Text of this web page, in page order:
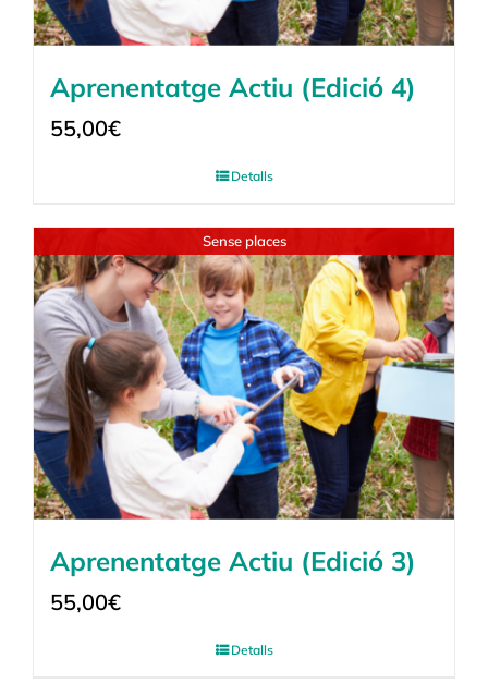
Aprenentatge Actiu (Edició 4)
55,00€
Detalls
Sense places
Aprenentatge Actiu (Edició 3)
55,00€
Detalls